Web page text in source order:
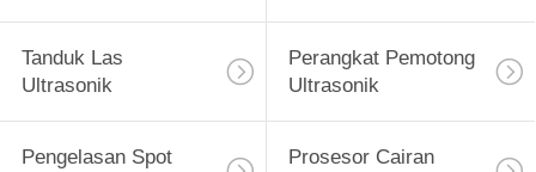
Tanduk Las
Ultrasonik
Perangkat Pemotong
Ultrasonik
Pengelasan Spot Prosesor Cairan